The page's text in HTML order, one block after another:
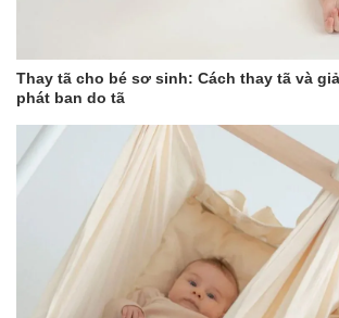
Thay tã cho bé sơ sinh: Cách thay tã và
phát ban do tã